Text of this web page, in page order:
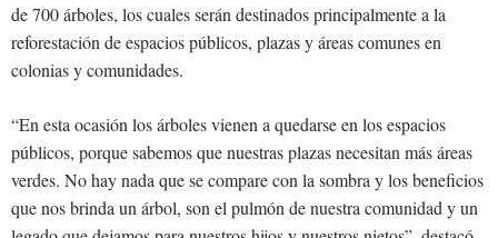
de 700 árboles, los cuales serán destinados principalmente a la
reforestación de espacios públicos, plazas y áreas comunes en
colonias y comunidades.
“En esta ocasión los árboles vienen a quedarse en los espacios
públicos, porque sabemos que nuestras plazas necesitan más áreas
verdes. No hay nada que se compare con la sombra y los beneficios
que nos brinda un árbol, son el pulmón de nuestra comunidad y un